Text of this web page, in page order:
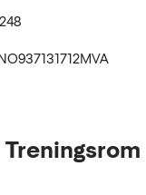
Treningsrom